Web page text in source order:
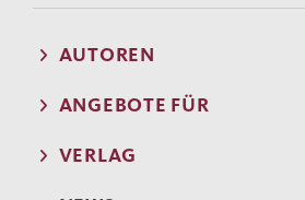
AUTOREN
ANGEBOTE FÜR
VERLAG